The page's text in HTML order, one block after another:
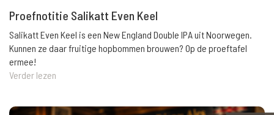
Proefnotitie Salikatt Even Keel
Salikatt Even Keel is een New England Double IPA uit Noorwegen.
Kunnen ze daar fruitige hopbommen brouwen? Op de proeftafel
ermee!
Verder lezen